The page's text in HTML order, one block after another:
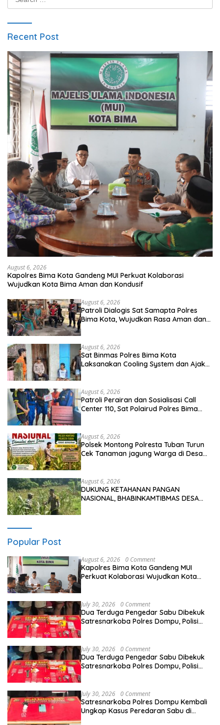
for:
Recent Post
August 6, 2026
Kapolres Bima Kota Gandeng MUI Perkuat Kolaborasi
Wujudkan Kota Bima Aman dan Kondusif
August 6, 2026
Patroli Dialogis Sat Samapta Polres
Bima Kota, Wujudkan Rasa Aman dan
August 6, 2026
Sat Binmas Polres Bima Kota
Laksanakan Cooling System dan Ajak
August 6, 2026
Patroli Perairan dan Sosialisasi Call
Center 110, Sat Polairud Polres Bima
August 6, 2026
Polsek Montong Polresta Tuban Turun
Cek Tanaman jagung Warga di Desa
August 6, 2026
DUKUNG KETAHANAN PANGAN
NASIONAL, BHABINKAMTIBMAS DESA
Popular Post
August 6, 2026 0 Comment
Kapolres Bima Kota Gandeng MUI
Perkuat Kolaborasi Wujudkan Kota
July 30, 2026 0 Comment
Dua Terduga Pengedar Sabu Dibekuk
Satresnarkoba Polres Dompu, Polisi
July 30, 2026 0 Comment
Dua Terduga Pengedar Sabu Dibekuk
Satresnarkoba Polres Dompu, Polisi
July 30, 2026 0 Comment
Satresnarkoba Polres Dompu Kembali
Ungkap Kasus Peredaran Sabu di